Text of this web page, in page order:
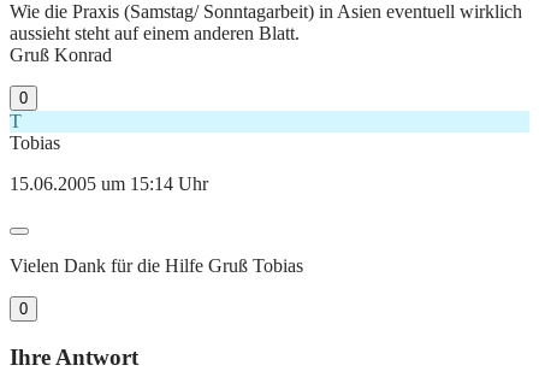
Wie die Praxis (Samstag/ Sonntagarbeit) in Asien eventuell wirklich
aussieht steht auf einem anderen Blatt.
Gruß Konrad
0
T
Tobias
15.06.2005 um 15:14 Uhr
Vielen Dank für die Hilfe Gruß Tobias
0
Ihre Antwort